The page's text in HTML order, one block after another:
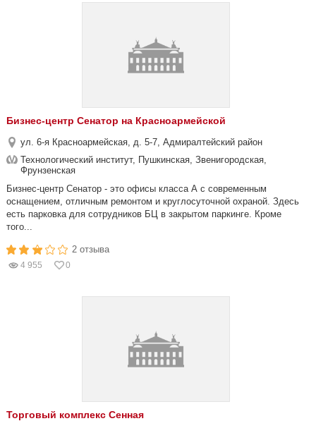
Бизнес-центр Сенатор на Красноармейской
ул. 6-я Красноармейская, д. 5-7, Адмиралтейский район
Технологический институт, Пушкинская, Звенигородская,
Фрунзенская
Бизнес-центр Сенатор - это офисы класса А с современным
оснащением, отличным ремонтом и круглосуточной охраной. Здесь
есть парковка для сотрудников БЦ в закрытом паркинге. Кроме
того...
2 отзыва
4 955 0
Торговый комплекс Сенная